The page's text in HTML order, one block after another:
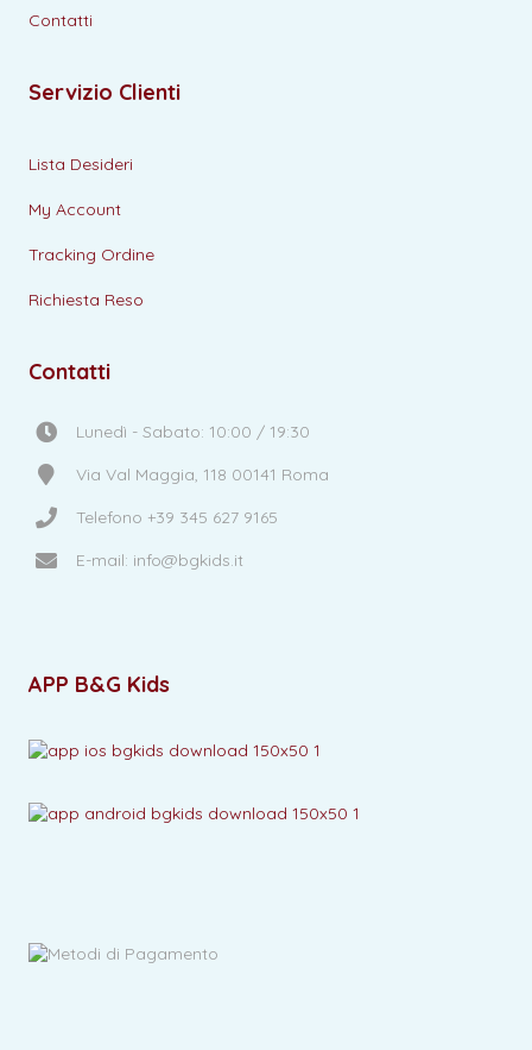
Contatti
Servizio Clienti
Lista Desideri
My Account
Tracking Ordine
Richiesta Reso
Contatti
Lunedì - Sabato: 10:00 / 19:30
Via Val Maggia, 118 00141 Roma
Telefono +39 345 627 9165
E-mail: info@bgkids.it
APP B&G Kids